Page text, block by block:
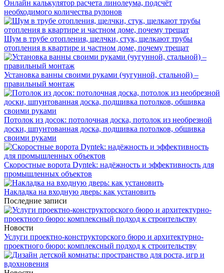
Онлайн калькулятор расчета линолеума, подсчёт
необходимого количества рулонов
Шум в трубе отопления, щелчки, стук, щелкают трубы
отопления в квартире и частном доме, почему трещат
Установка ванны своими руками (чугунной, стальной) –
правильный монтаж
Потолок из досок: потолочная доска, потолок из необрезной
доски, шпунтованная доска, подшивка потолков, обшивка
своими руками
Скоростные ворота Dyntek: надёжность и эффективность для
промышленных объектов
Накладка на входную дверь: как установить
Последние записи
Новости
Услуги проектно-конструкторского бюро и архитектурно-
проектного бюро: комплексный подход к строительству